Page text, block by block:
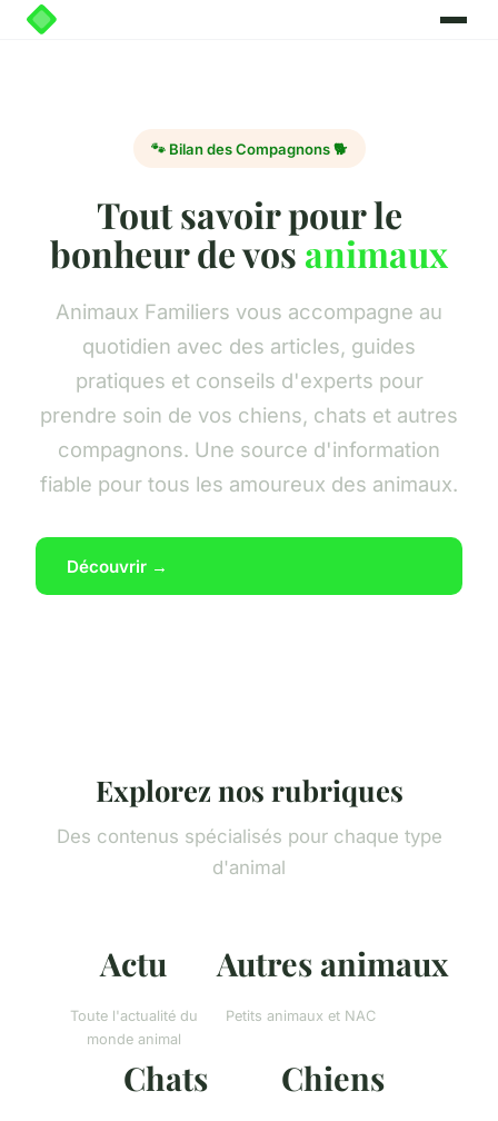
🐾 Bilan des Compagnons 🐕
Tout savoir pour le
bonheur de vos animaux
Animaux Familiers vous accompagne au
quotidien avec des articles, guides
pratiques et conseils d'experts pour
prendre soin de vos chiens, chats et autres
compagnons. Une source d'information
fiable pour tous les amoureux des animaux.
Découvrir →
Explorez nos rubriques
Des contenus spécialisés pour chaque type
d'animal
Actu
Toute l'actualité du
monde animal
Autres animaux
Petits animaux et NAC
Chats Chiens